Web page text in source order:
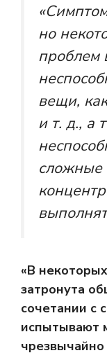
но
проблем
вещи,
и т. д., а
сложные
«В
затронута
сочетании с
испытывают